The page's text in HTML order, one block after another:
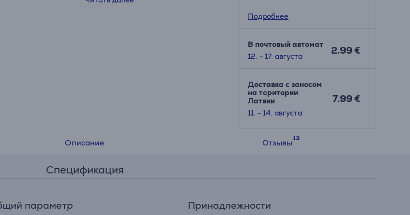
Подробнее
В почтовый автомат
12. - 17. августа
2.99 €
Доставка с заносом
на територии
Латвии
11. - 14. августа
7.99 €
Описание Отзывы
Спецификация
параметр Принадлежности